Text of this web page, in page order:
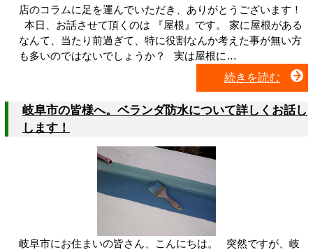
店のコラムに足を運んでいただき、ありがとうございます！
本日、お話させて頂くのは 『屋根』です。 家に屋根がある
なんて、当たり前過ぎて、特に役割なんか考えた事が無い方
も多いのではないでしょうか？ 実は屋根に…
続きを読む
岐阜市の皆様へ。ベランダ防水について詳しくお話し
します！
岐阜市にお住まいの皆さん、こんにちは。 突然ですが、岐